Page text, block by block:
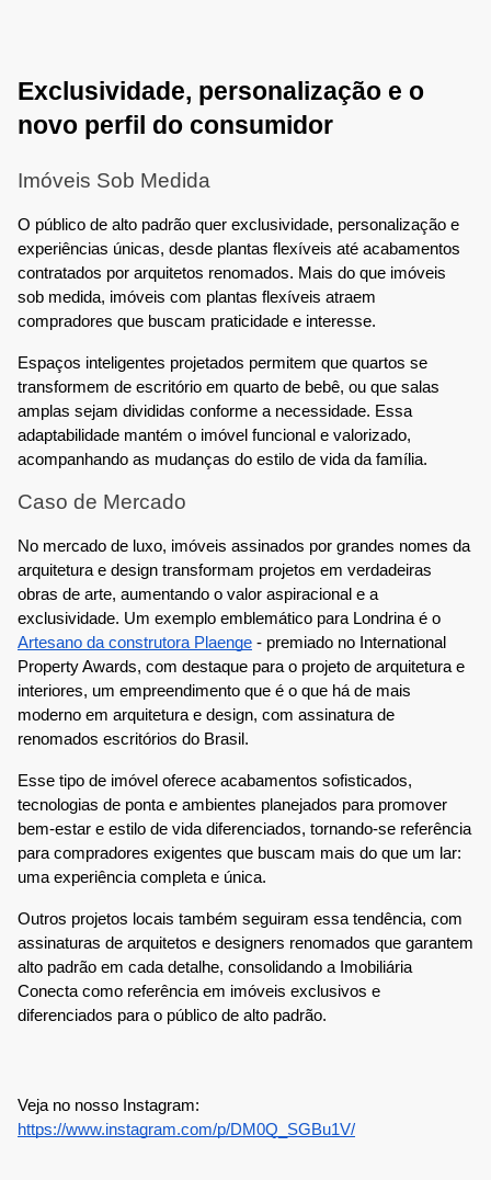
Exclusividade, personalização e o
novo perfil do consumidor
Imóveis Sob Medida
O público de alto padrão quer exclusividade, personalização e
experiências únicas, desde plantas flexíveis até acabamentos
contratados por arquitetos renomados. Mais do que imóveis
sob medida, imóveis com plantas flexíveis atraem
compradores que buscam praticidade e interesse.
Espaços inteligentes projetados permitem que quartos se
transformem de escritório em quarto de bebê, ou que salas
amplas sejam divididas conforme a necessidade. Essa
adaptabilidade mantém o imóvel funcional e valorizado,
acompanhando as mudanças do estilo de vida da família.
Caso de Mercado
No mercado de luxo, imóveis assinados por grandes nomes da
arquitetura e design transformam projetos em verdadeiras
obras de arte, aumentando o valor aspiracional e a
exclusividade. Um exemplo emblemático para Londrina é o
Artesano da construtora Plaenge - premiado no International
Property Awards, com destaque para o projeto de arquitetura e
interiores, um empreendimento que é o que há de mais
moderno em arquitetura e design, com assinatura de
renomados escritórios do Brasil.
Esse tipo de imóvel oferece acabamentos sofisticados,
tecnologias de ponta e ambientes planejados para promover
bem-estar e estilo de vida diferenciados, tornando-se referência
para compradores exigentes que buscam mais do que um lar:
uma experiência completa e única.
Outros projetos locais também seguiram essa tendência, com
assinaturas de arquitetos e designers renomados que garantem
alto padrão em cada detalhe, consolidando a Imobiliária
Conecta como referência em imóveis exclusivos e
diferenciados para o público de alto padrão.
Veja no nosso Instagram:
https://www.instagram.com/p/DM0Q_SGBu1V/